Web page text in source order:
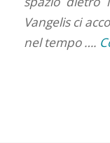
Vangelis ci
nel tempo ….